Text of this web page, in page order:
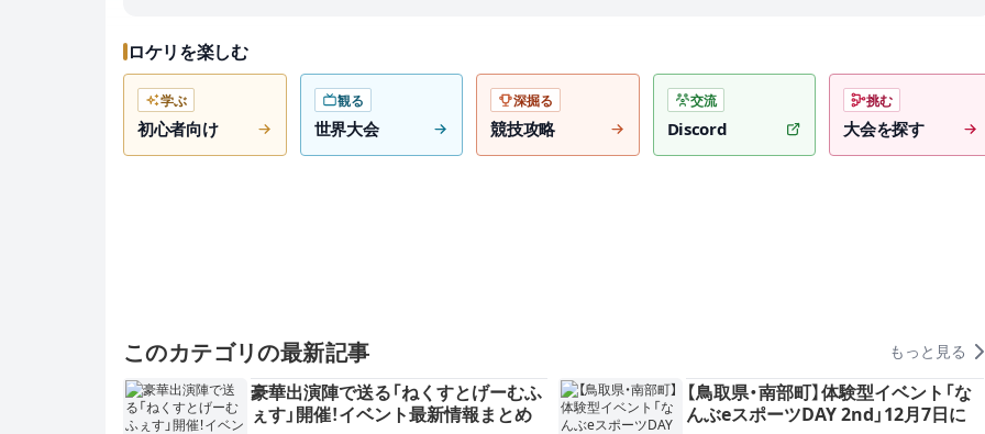
ロケリを楽しむ
学ぶ
初心者向け
観る
世界大会
深掘る
競技攻略
交流
Discord
挑む
大会を探す
このカテゴリの最新記事 もっと見る
豪華出演陣で送る「ねくすとげーむふ
ぇす」開催！イベント最新情報まとめ
【鳥取県・南部町】体験型イベント「な
んぶeスポーツDAY 2nd」12月7日に